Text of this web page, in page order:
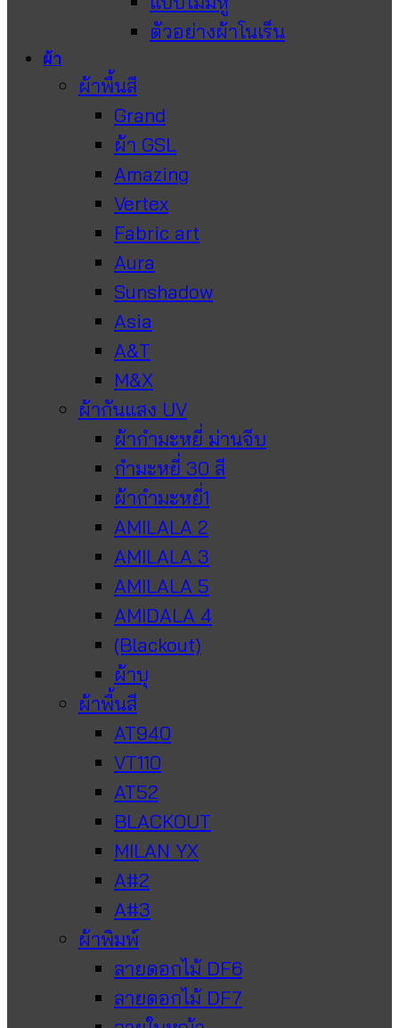
ตัวอย่างผ้าโนเร็น
ผ้า
ผ้าพื้นสี
Grand
ผ้า GSL
Amazing
Vertex
Fabric art
Aura
Sunshadow
Asia
A&T
M&X
ผ้ากันแสง UV
ผ้ากำมะหยี่ ม่านจีบ
กำมะหยี่ 30 สี
ผ้ากำมะหยี่1
AMILALA 2
AMILALA 3
AMILALA 5
AMIDALA 4
(Blackout)
ผ้าบุ
ผ้าพื้นสี
AT940
VT110
AT52
BLACKOUT
MILAN YX
A#2
A#3
ผ้าพิมพ์
ลายดอกไม้ DF6
ลายดอกไม้ DF7